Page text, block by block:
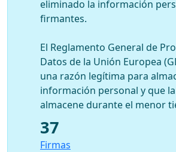
eliminado la información
firmantes.
El Reglamento General de
Datos de la Unión Europea
una razón legítima para
información personal y que
almacene durante el menor
37
Firmas